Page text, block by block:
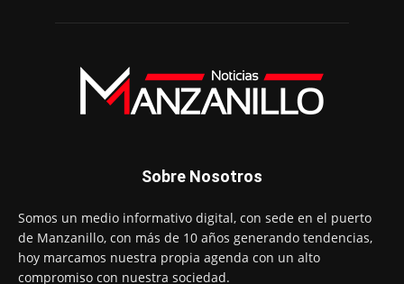
Sobre Nosotros
Somos un medio informativo digital, con sede en el puerto
de Manzanillo, con más de 10 años generando tendencias,
hoy marcamos nuestra propia agenda con un alto
compromiso con nuestra sociedad.